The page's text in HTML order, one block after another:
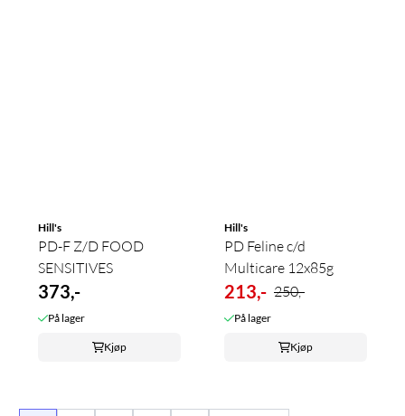
Hill's
PD-F Z/D FOOD
SENSITIVES
373,-
På lager
Kjøp
Hill's
PD Feline c/d
Multicare 12x85g
213,- 250,-
På lager
Kjøp